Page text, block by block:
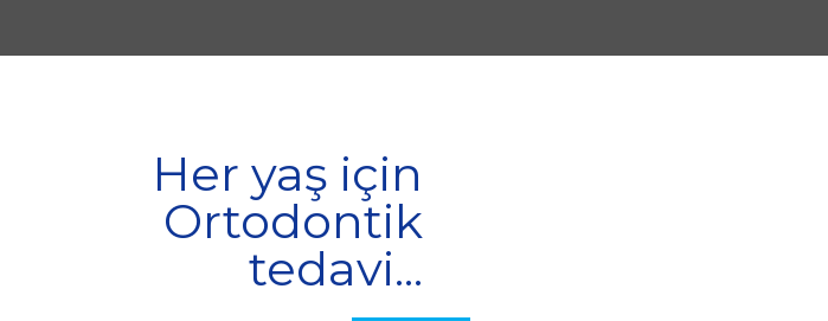
Her yaş için
Ortodontik
tedavi...